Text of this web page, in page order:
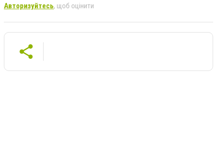
Авторизуйтесь, щоб оцінити